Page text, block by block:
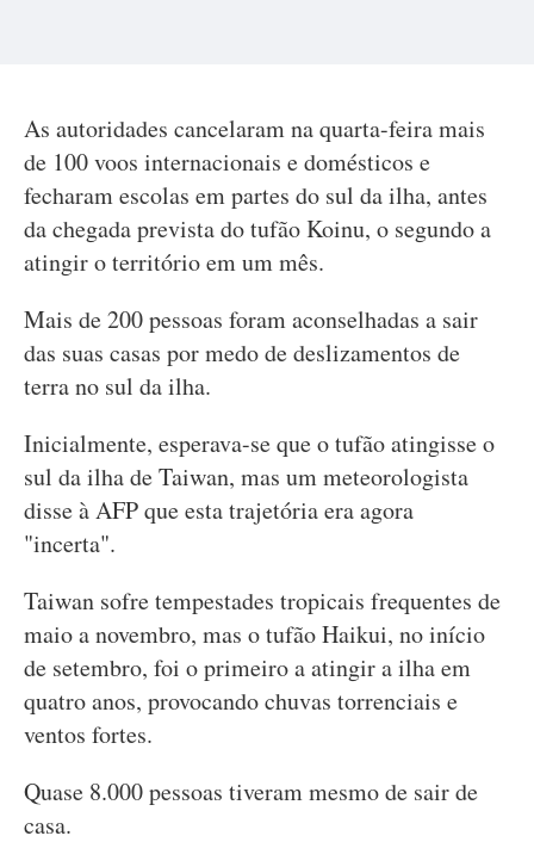
As autoridades cancelaram na quarta-feira mais
de 100 voos internacionais e domésticos e
fecharam escolas em partes do sul da ilha, antes
da chegada prevista do tufão Koinu, o segundo a
atingir o território em um mês.
Mais de 200 pessoas foram aconselhadas a sair
das suas casas por medo de deslizamentos de
terra no sul da ilha.
Inicialmente, esperava-se que o tufão atingisse o
sul da ilha de Taiwan, mas um meteorologista
disse à AFP que esta trajetória era agora
"incerta".
Taiwan sofre tempestades tropicais frequentes de
maio a novembro, mas o tufão Haikui, no início
de setembro, foi o primeiro a atingir a ilha em
quatro anos, provocando chuvas torrenciais e
ventos fortes.
Quase 8.000 pessoas tiveram mesmo de sair de
casa.